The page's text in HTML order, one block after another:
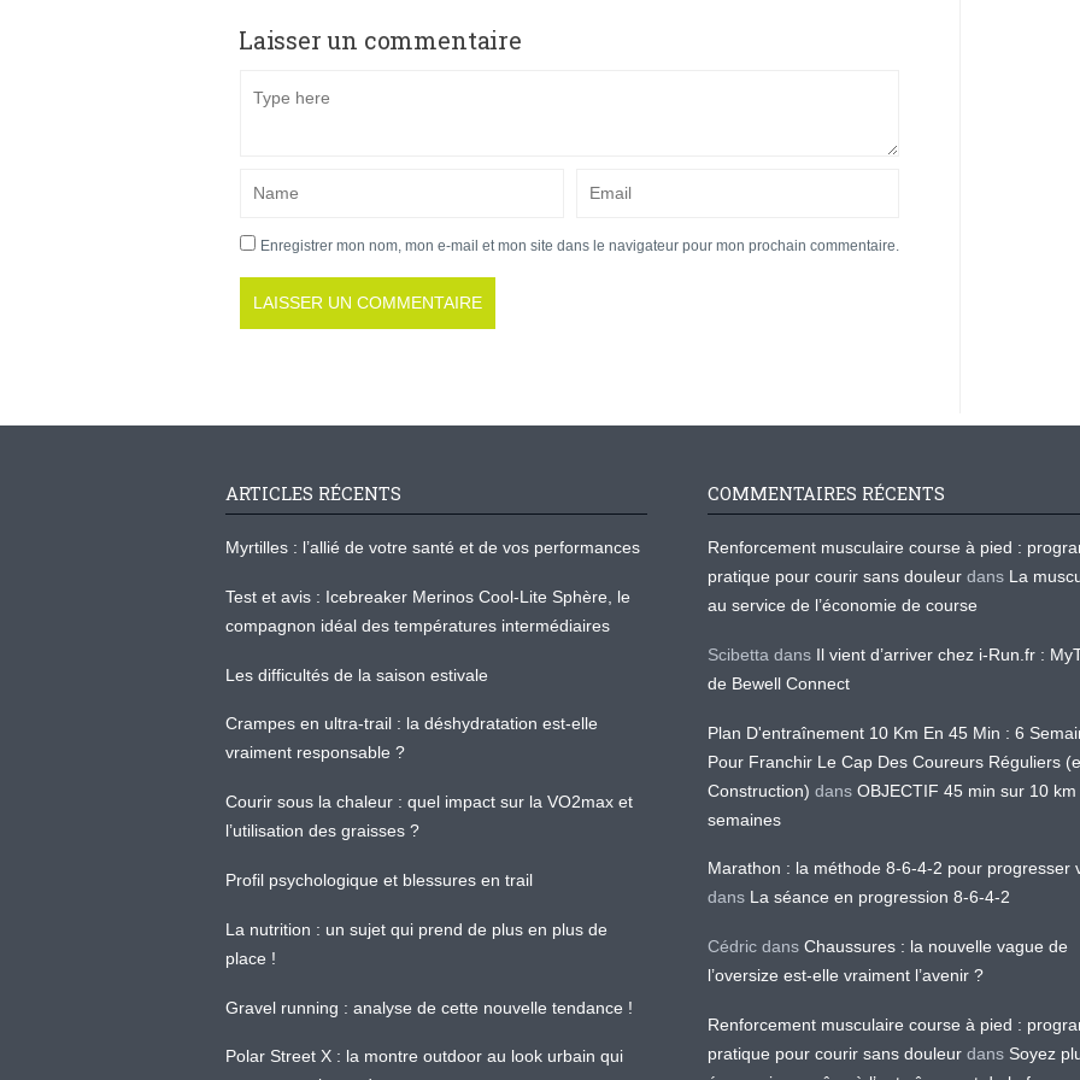
Laisser un commentaire
Enregistrer mon nom, mon e-mail et mon site dans le navigateur pour mon prochain commentaire.
ARTICLES RÉCENTS
Myrtilles : l’allié de votre santé et de vos performances
Test et avis : Icebreaker Merinos Cool-Lite Sphère, le
compagnon idéal des températures intermédiaires
Les difficultés de la saison estivale
Crampes en ultra-trail : la déshydratation est-elle
vraiment responsable ?
Courir sous la chaleur : quel impact sur la VO2max et
l’utilisation des graisses ?
Profil psychologique et blessures en trail
La nutrition : un sujet qui prend de plus en plus de
place !
Gravel running : analyse de cette nouvelle tendance !
Polar Street X : la montre outdoor au look urbain qui
COMMENTAIRES RÉCENTS
Renforcement musculaire course à pied :
pratique pour courir sans douleur dans La
au service de l’économie de course
Scibetta dans Il vient d’arriver chez i-Run.fr :
de Bewell Connect
Plan D'entraînement 10 Km En 45 Min : 6
Pour Franchir Le Cap Des Coureurs Réguliers
Construction) dans OBJECTIF 45 min sur 10 km
semaines
Marathon : la méthode 8-6-4-2 pour progresser
dans La séance en progression 8-6-4-2
Cédric dans Chaussures : la nouvelle vague de
l’oversize est-elle vraiment l’avenir ?
Renforcement musculaire course à pied :
pratique pour courir sans douleur dans Soyez